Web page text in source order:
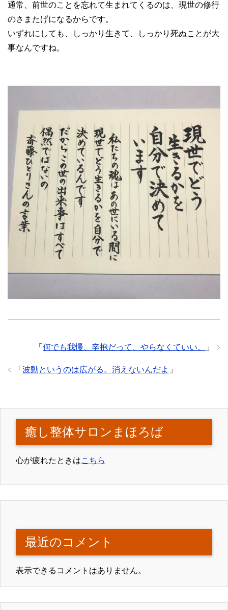
通常、前世のことを忘れて生まれてくるのは、現世の修行
のさまたげになるからです。
いずれにしても、しっかり生きて、しっかり死ぬことが大
事なんですね。
「 何でも我慢、辛抱だって、やらなくていい。 」
「 波動というのは広がる。消えないんだよ 」
癒し整体サロンまほろば
心が疲れたときはこちら
最近のコメント
表示できるコメントはありません。